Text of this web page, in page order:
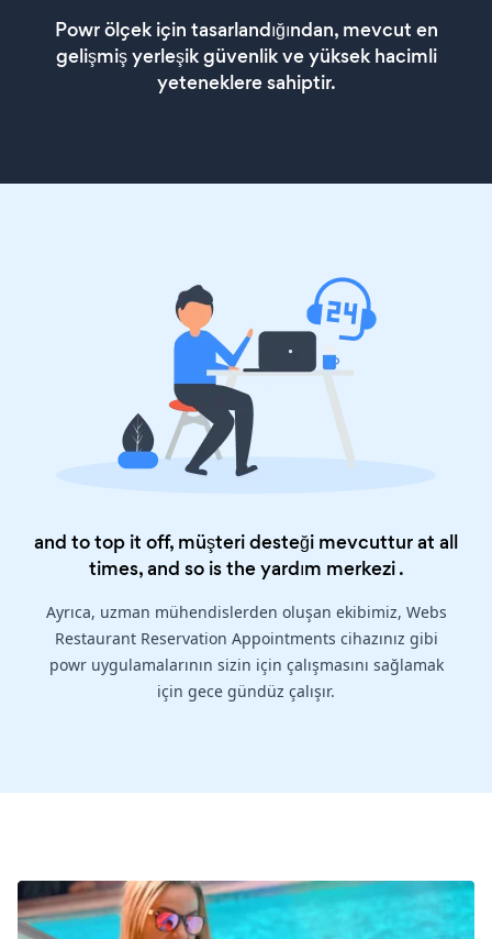
Powr ölçek için tasarlandığından, mevcut en
gelişmiş yerleşik güvenlik ve yüksek hacimli
yeteneklere sahiptir.
and to top it off, müşteri desteği mevcuttur at all
times, and so is theyardım merkezi.
Ayrıca, uzman mühendislerden oluşan ekibimiz, Webs
Restaurant Reservation Appointments cihazınız gibi
powr uygulamalarının sizin için çalışmasını sağlamak
için gece gündüz çalışır.